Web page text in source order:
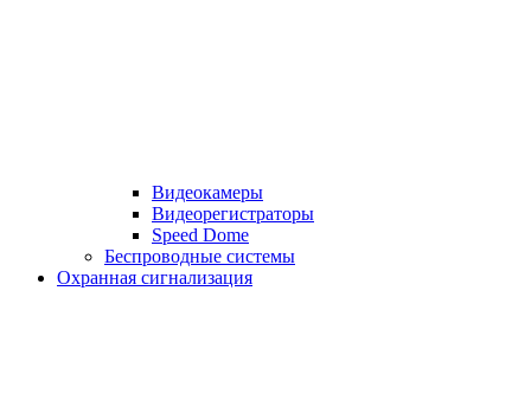
Видеокамеры
Видеорегистраторы
Speed Dome
Беспроводные системы
Охранная сигнализация